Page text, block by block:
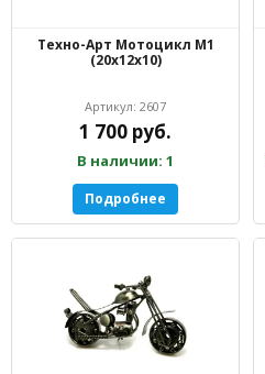
Техно-Арт Мотоцикл М1
(20х12х10)
Артикул: 2607
1 700 руб.
В наличии: 1
Подробнее